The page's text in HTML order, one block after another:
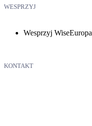
WESPRZYJ
Wesprzyj WiseEuropa
KONTAKT